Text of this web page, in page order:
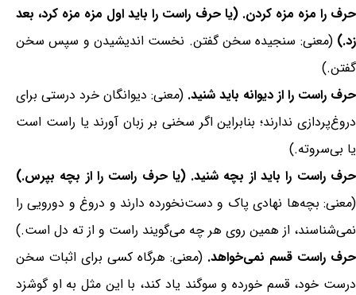
حرف را مزه مزه کردن. (یا حرف راست را باید اول مزه مزه کرد، بعد
زد.) (معنی: سنجیده سخن گفتن. نخست اندیشیدن و سپس سخن
گفتن.)
حرف راست را از دیوانه باید شنید. (معنی: دیوانگان خرد درستی برای
دروغ‌پردازی ندارند؛ بنابراین اگر سخنی بر زبان آورند یا راست است
یا بی‌سروته.)
حرف راست را باید از بچه شنید. (یا حرف راست را از بچه بپرس.)
(معنی: بچه‌ها نهادی پاک و دست‌نخورده دارند و دروغ و دورویی را
نمی‌شناسند، از همین روی هر چه می‌گویند راست و از ته دل است.)
حرف راست قسم نمی‌خواهد. (معنی: هرگاه کسی برای اثبات سخن
درست خود، قسم خورده و سوگند یاد کند، با این مثل به او گوشزد